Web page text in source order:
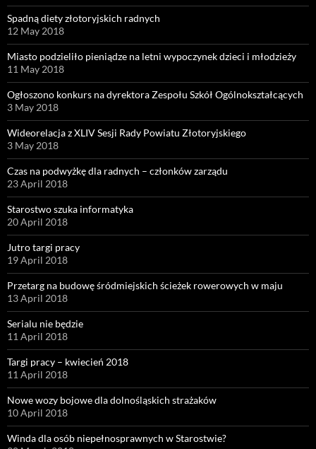
Spadną diety złotoryjskich radnych
12 May 2018
Miasto podzieliło pieniądze na letni wypoczynek dzieci i młodzieży
11 May 2018
Ogłoszono konkurs na dyrektora Zespołu Szkół Ogólnokształcących
3 May 2018
Wideorelacja z XLIV Sesji Rady Powiatu Złotoryjskiego
3 May 2018
Czas na podwyżkę dla radnych – członków zarządu
23 April 2018
Starostwo szuka informatyka
20 April 2018
Jutro targi pracy
19 April 2018
Przetarg na budowę śródmiejskich ścieżek rowerowych w maju
13 April 2018
Serialu nie będzie
11 April 2018
Targi pracy – kwiecień 2018
11 April 2018
Nowe wozy bojowe dla dolnośląskich strażaków
10 April 2018
Winda dla osób niepełnosprawnych w Starostwie?